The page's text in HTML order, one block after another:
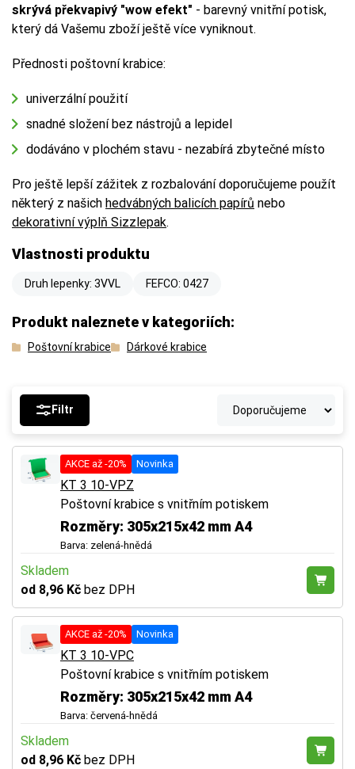
skrývá překvapivý "wow efekt" - barevný vnitřní potisk,
který dá Vašemu zboží ještě více vyniknout.
Přednosti poštovní krabice:
univerzální použití
snadné složení bez nástrojů a lepidel
dodáváno v plochém stavu - nezabírá zbytečné místo
Pro ještě lepší zážitek z rozbalování doporučujeme použít
některý z našich hedvábných balicích papírů nebo
dekorativní výplň Sizzlepak.
Vlastnosti produktu
Druh lepenky: 3VVL FEFCO: 0427
Produkt naleznete v kategoriích:
Poštovní krabice Dárkové krabice
Filtr
AKCE až -20% Novinka
KT 3 10-VPZ
Poštovní krabice s vnitřním potiskem
Rozměry: 305x215x42 mm A4
Barva: zelená-hnědá
Skladem
od 8,96 Kč bez DPH
AKCE až -20% Novinka
KT 3 10-VPC
Poštovní krabice s vnitřním potiskem
Rozměry: 305x215x42 mm A4
Barva: červená-hnědá
Skladem
od 8,96 Kč bez DPH